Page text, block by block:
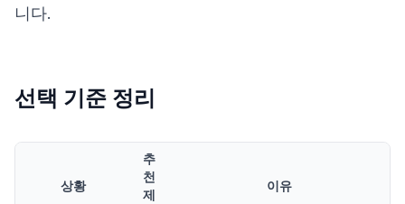
니다.
선택 기준 정리
상황
추
천
제
이유